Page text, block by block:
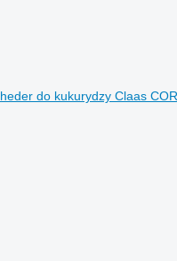
heder do kukurydzy Claas